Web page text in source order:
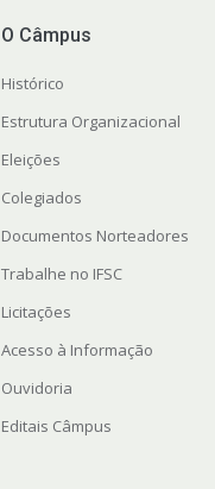
O Câmpus
Histórico
Estrutura Organizacional
Eleições
Colegiados
Documentos Norteadores
Trabalhe no IFSC
Licitações
Acesso à Informação
Ouvidoria
Editais Câmpus